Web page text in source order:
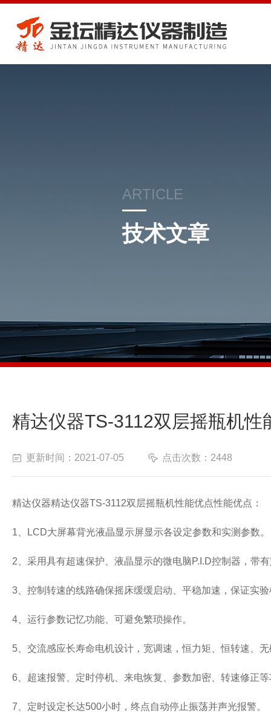
ARTICLE
技术文章
精达仪器TS-3112双层摇瓶机性
更新时间：2021-07-05 点击次数：2448
精达仪器精达仪器TS-3112双层摇瓶机性能优点性能优点：
1 LCD大屏幕背光液晶显示屏显示各设定参数和实测参数。
2 、采用具有超速保护、液晶显示的微电脑P.I.D控制器，带
3 、控制转速的线路确保摇床缓缓启动、平稳加速，保证实
4 、运行参数记忆功能、可避免繁琐操作。
5 、交流感应长寿命电机设计，宽调速，恒力矩、恒转速、
6 、超速报警、定时停机、来电恢复、参数加密、转速修正
7 、定时设定长达500小时，终点自动停止振荡并声光报警。